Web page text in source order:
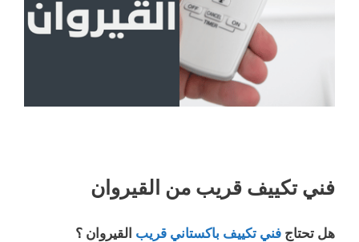
فني تكييف قريب من القيروان
هل تحتاج فني تكييف باكستاني قريب القيروان ؟